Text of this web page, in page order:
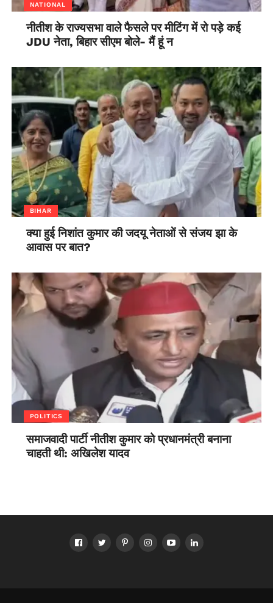
NATIONAL
नीतीश के राज्यसभा वाले फैसले पर मीटिंग में रो पड़े कई
JDU नेता, बिहार सीएम बोले- मैं हूं न
BIHAR
क्या हुई निशांत कुमार की जदयू नेताओं से संजय झा के
आवास पर बात?
POLITICS
समाजवादी पार्टी नीतीश कुमार को प्रधानमंत्री बनाना
चाहती थी: अखिलेश यादव